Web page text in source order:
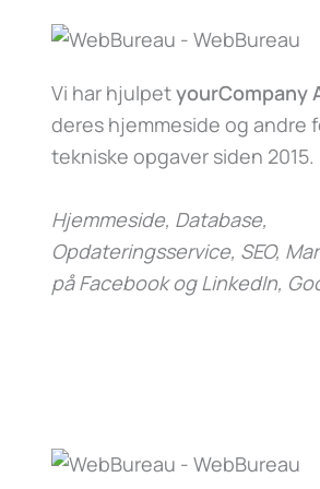
Vi har hjulpetyourCompany
deres hjemmeside og andre
tekniske opgaver siden 2015.
Hjemmeside, Database,
Opdateringsservice, SEO,
på Facebook og LinkedIn,